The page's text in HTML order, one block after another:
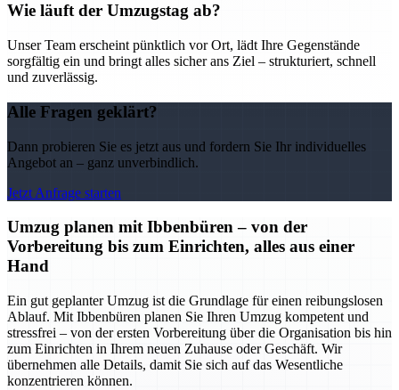
Wie läuft der Umzugstag ab?
Unser Team erscheint pünktlich vor Ort, lädt Ihre Gegenstände
sorgfältig ein und bringt alles sicher ans Ziel – strukturiert, schnell
und zuverlässig.
Alle Fragen geklärt?
Dann probieren Sie es jetzt aus und fordern Sie Ihr individuelles
Angebot an – ganz unverbindlich.
Jetzt Anfrage starten
Umzug planen mit Ibbenbüren – von der
Vorbereitung bis zum Einrichten, alles aus einer
Hand
Ein gut geplanter Umzug ist die Grundlage für einen reibungslosen
Ablauf. Mit Ibbenbüren planen Sie Ihren Umzug kompetent und
stressfrei – von der ersten Vorbereitung über die Organisation bis hin
zum Einrichten in Ihrem neuen Zuhause oder Geschäft. Wir
übernehmen alle Details, damit Sie sich auf das Wesentliche
konzentrieren können.